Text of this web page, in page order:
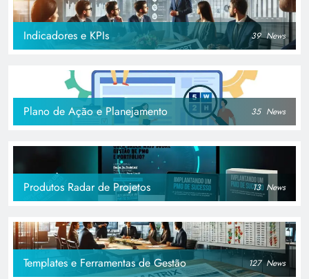
Indicadores e KPIs 39 News
Plano de Ação e Planejamento 35 News
Produtos Radar de Projetos 13 News
Templates e Ferramentas de Gestão 127 News